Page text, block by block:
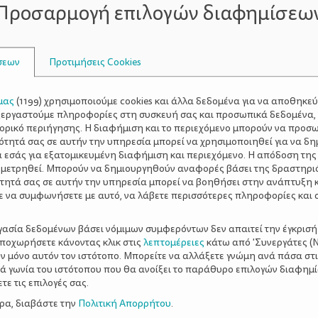
κουταλάκι του γλυκού μαλακή φυτική μαργαρίνη
Απογευματινό : 1 μέτριο φρούτο Βραδινό: Σαλάτα
καφές ή τσάι χωρίς ζάχαρη
: 1 μερίδα
ξηροί καρποί ανάλατοι και 1 γιαούρτι με χαμηλά λιπαρά
Πρωινό: 1 φέτα απλό κέικ, καφές ή τσάι χωρίς
φέτα ψωμί ολικής.Απογευματινό: · 2 φρούτα ή 1
συνεργασία της Νίκης Τσίγκρη (διαιτολόγος-
εγκυμοσύνης
επιλογών
Προτιμήσεις Cookies
(1199) χρησιμοποιούμε cookies και άλλα δεδομένα για να
πληροφορίες στη συσκευή σας και προσωπικά
περιήγησης. Η διαφήμιση και το περιεχόμενο μπορούν να
σας σε αυτήν την υπηρεσία μπορεί να χρησιμοποιηθεί για να
εσάς για εξατομικευμένη διαφήμιση και περιεχόμενο. Η απόδοση
Μπορούν να δημιουργηθούν αναφορές βάσει της
σας σε αυτήν την υπηρεσία μπορεί να βοηθήσει στην ανάπτυξη
να συμφωνήσετε με αυτό, να λάβετε περισσότερες πληροφορίες και
δεδομένων βάσει νόμιμων συμφερόντων δεν απαιτεί την
κάνοντας κλικ στις λεπτομέρειες κάτω από 'Συνεργάτες
μόνο αυτόν τον ιστότοπο. Μπορείτε να αλλάξετε γνώμη ανά πάσα
γωνία του ιστότοπου που θα ανοίξει το παράθυρο επιλογών
τις επιλογές σας.
διαβάστε την Πολιτική Απορρήτου.